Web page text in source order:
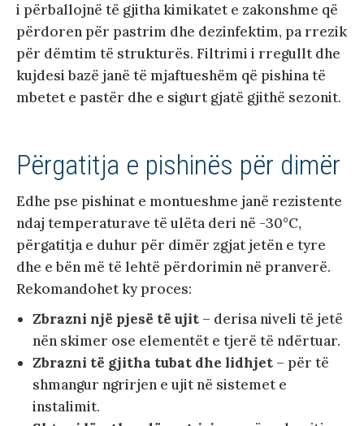
i përballojnë të gjitha kimikatet e zakonshme që
përdoren për pastrim dhe dezinfektim, pa rrezik
për dëmtim të strukturës. Filtrimi i rregullt dhe
kujdesi bazë janë të mjaftueshëm që pishina të
mbetet e pastër dhe e sigurt gjatë gjithë sezonit.
Përgatitja e pishinës për dimër
Edhe pse pishinat e montueshme janë rezistente
ndaj temperaturave të ulëta deri në -30°C,
përgatitja e duhur për dimër zgjat jetën e tyre
dhe e bën më të lehtë përdorimin në pranverë.
Rekomandohet ky proces:
Zbrazni një pjesë të ujit – derisa niveli të jetë
nën skimer ose elementët e tjerë të ndërtuar.
Zbrazni të gjitha tubat dhe lidhjet – për të
shmangur ngrirjen e ujit në sistemet e
instalimit.